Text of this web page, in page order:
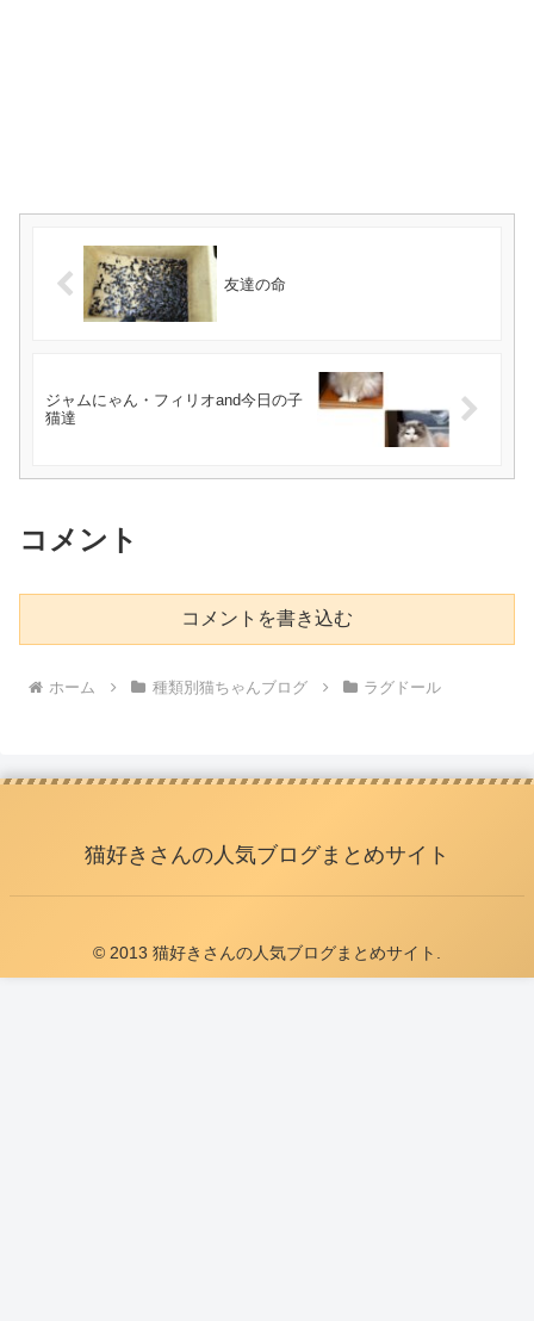
友達の命
ジャムにゃん・フィリオand今日の子
猫達
コメント
コメントを書き込む
ホーム 種類別猫ちゃんブログ ラグドール
猫好きさんの人気ブログまとめサイト
© 2013 猫好きさんの人気ブログまとめサイト.